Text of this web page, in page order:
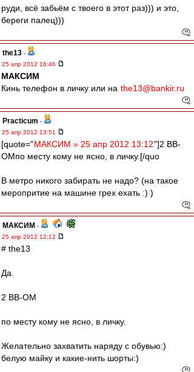
руди, всё забьём с твоего в этот раз))) и это,
береги палец)))
the13 -
25 апр 2012 16:46
МАКСИМ
Кинь телефон в личку или на the13@bankir.ru
Practicum -
25 апр 2012 13:51
[quote="МАКСИМ » 25 апр 2012 13:12"]2 ВВ-
ОМпо месту кому не ясно, в личку.[/quo
В метро никого забирать не надо? (на такое
меропритие на машине грех ехать :) )
МАКСИМ -
25 апр 2012 12:12
# the13
Да.
2 ВВ-ОМ
по месту кому не ясно, в личку.
Желательно захватить наряду с обувью:)
белую майку и какие-нить шорты:)